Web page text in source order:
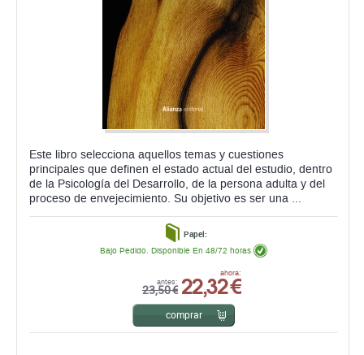
Este libro selecciona aquellos temas y cuestiones
principales que definen el estado actual del estudio, dentro
de la Psicología del Desarrollo, de la persona adulta y del
proceso de envejecimiento. Su objetivo es ser una ...
Papel:
antes:
23,50 €
ahora:
22,32 €
Bajo Pedido. Disponible En 48/72 horas
comprar